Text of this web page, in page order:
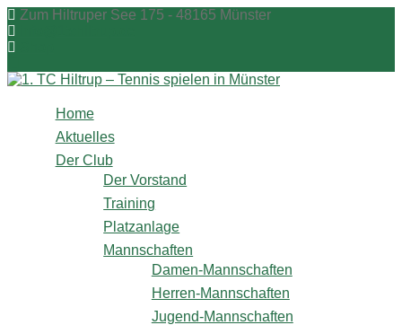
Zum
Inhalt
springen
Zum Hiltruper See 175 - 48165 Münster
Home
Aktuelles
Der Club
Der Vorstand
Training
Platzanlage
Mannschaften
Damen-Mannschaften
Herren-Mannschaften
Jugend-Mannschaften